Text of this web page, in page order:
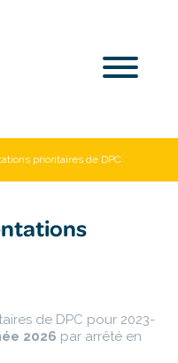
prioritaires de DPC
de DPC pour 2023-
2026 par arrêté en